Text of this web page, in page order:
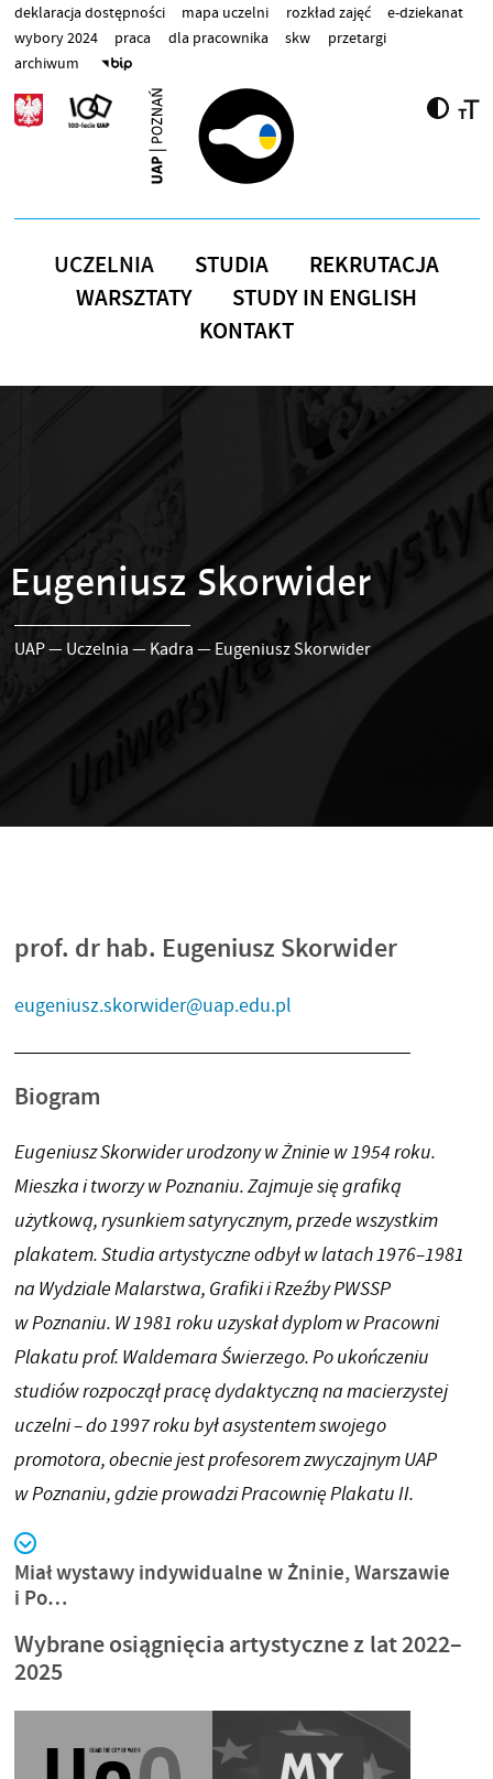
Przejdź do treści
deklaracja dostępności mapa uczelni rozkład zajęć
e-dziekanat
wybory 2024
praca dla pracownika skw
przetargi
archiwum
UCZELNIA STUDIA
REKRUTACJA
WARSZTATY
STUDY IN ENGLISH
KONTAKT
Eugeniusz Skorwider
UAP— Uczelnia — Kadra — Eugeniusz Skorwider
prof. dr hab. Eugeniusz Skorwider
eugeniusz.skorwider@uap.edu.pl
Biogram
Eugeniusz Skorwider urodzony w Żninie w 1954 roku.
Mieszka i tworzy w Poznaniu. Zajmuje się grafiką
użytkową, rysunkiem satyrycznym, przede wszystkim
plakatem. Studia artystyczne odbył w latach 1976–1981
na Wydziale Malarstwa, Grafiki i Rzeźby PWSSP
w Poznaniu. W 1981 roku uzyskał dyplom w Pracowni
Plakatu prof. Waldemara Świerzego. Po ukończeniu
studiów rozpoczął pracę dydaktyczną na macierzystej
uczelni – do 1997 roku był asystentem swojego
promotora, obecnie jest profesorem zwyczajnym UAP
w Poznaniu, gdzie prowadzi Pracownię Plakatu II.
Miał wystawy indywidualne w Żninie, Warszawie
i Po…
Wybrane osiągnięcia artystyczne z lat 2022–
2025